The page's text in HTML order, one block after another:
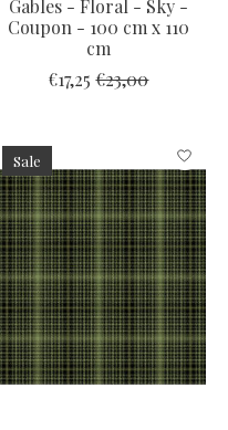
Gables - Floral - Sky -
Coupon - 100 cm x 110
cm
€17,25 €23,00
Sale